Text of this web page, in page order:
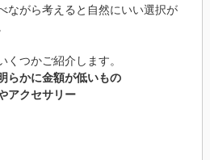
ながら考えると自然にいい選択が
くつかご紹介します。
らかに金額が低いもの
アクセサリー